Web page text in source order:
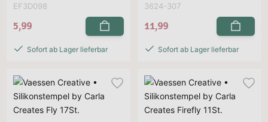
EF3D098
5,99
Sofort ab Lager lieferbar
3624-307
11,99
Sofort ab Lager lieferbar